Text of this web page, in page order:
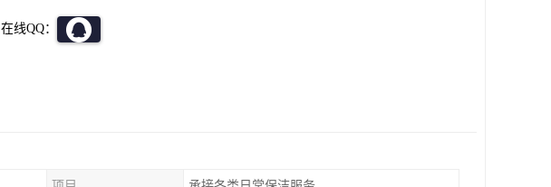
在线QQ：